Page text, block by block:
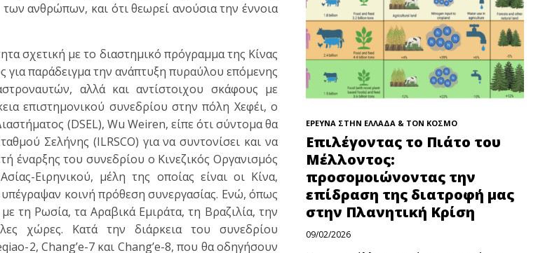
ανθρώπων, και ότι θεωρεί ανούσια την έννοια
σχετική με το διαστημικό πρόγραμμα της Κίνας
για παράδειγμα την ανάπτυξη πυραύλου επόμενης
αλλά και αντίστοιχου σκάφους με
επιστημονικού συνεδρίου στην πόλη Χεφέι, ο
(DSEL), Wu Weiren, είπε ότι σύντομα θα
Σελήνης (ILRSCO) για να συντονίσει και να
έναρξης του συνεδρίου ο Κινεζικός Οργανισμός
Ειρηνικού, μέλη της οποίας είναι οι Κίνα,
κοινή πρόθεση συνεργασίας. Ενώ, όπως
τη Ρωσία, τα Αραβικά Εμιράτα, τη Βραζιλία, την
χώρες. Κατά την διάρκεια του συνεδρίου
2, Chang’e-7 και Chang’e-8, που θα οδηγήσουν
ΕΡΕΥΝΑ ΣΤΗΝ ΕΛΛΑΔΑ & ΤΟΝ ΚΟΣΜΟ
Επιλέγοντας το Πιάτο του
Μέλλοντος:
προσομοιώνοντας την
επίδραση της διατροφή μας
στην Πλανητική Κρίση
09/02/2026